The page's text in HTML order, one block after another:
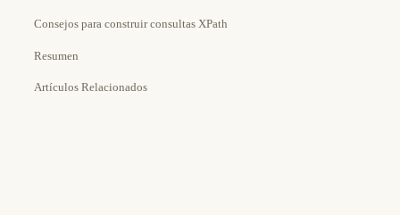
Consejos para construir consultas XPath
Resumen
Artículos Relacionados